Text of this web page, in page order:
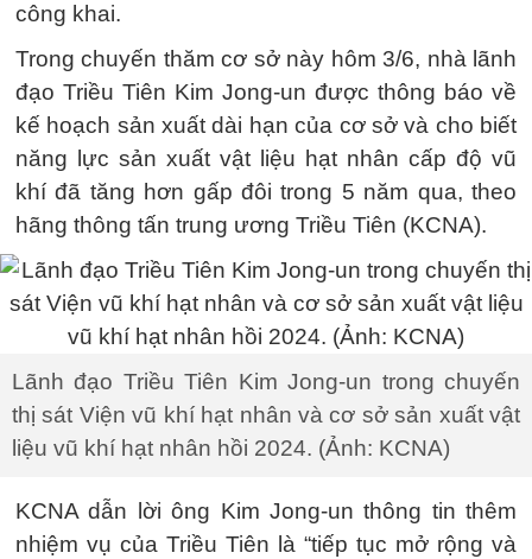
công khai.
Trong chuyến thăm cơ sở này hôm 3/6, nhà lãnh
đạo Triều Tiên Kim Jong-un được thông báo về
kế hoạch sản xuất dài hạn của cơ sở và cho biết
năng lực sản xuất vật liệu hạt nhân cấp độ vũ
khí đã tăng hơn gấp đôi trong 5 năm qua, theo
hãng thông tấn trung ương Triều Tiên (KCNA).
Lãnh đạo Triều Tiên Kim Jong-un trong chuyến
thị sát Viện vũ khí hạt nhân và cơ sở sản xuất vật
liệu vũ khí hạt nhân hồi 2024. (Ảnh: KCNA)
KCNA dẫn lời ông Kim Jong-un thông tin thêm
nhiệm vụ của Triều Tiên là “tiếp tục mở rộng và